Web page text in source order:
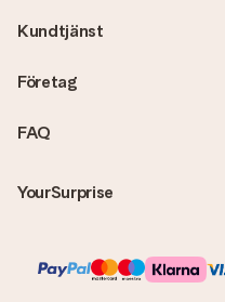
FAQ
YourSurprise
Kundtjänst
Företag